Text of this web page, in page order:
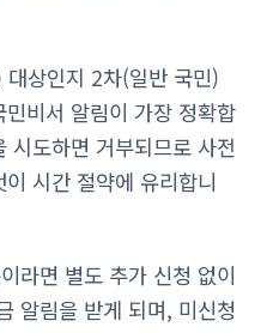
상인지 2차(일반 국민)
비서 알림이 가장 정확합
시도하면 거부되므로 사전
시간 절약에 유리합니
라면 별도 추가 신청 없이
알림을 받게 되며, 미신청